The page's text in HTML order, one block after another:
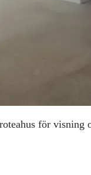
för visning